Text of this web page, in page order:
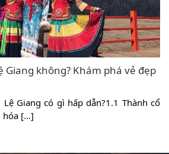
Giang không? Khám phá vẻ đẹp
Giang có gì hấp dẫn?1.1 Thành cổ
hóa […]